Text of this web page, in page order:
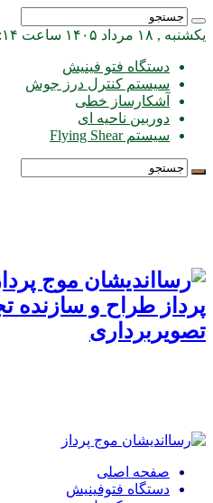
یکشنبه , ۱۸ مرداد ۱۴۰۵ ساعت ۱۰:۱۴ ق.ظ
دستگاه فتو فینیش
سیستم کنترل درز جوش
آشکارساز خطی
دوربین ناحیه ای
سیستم Flying Shear
پرداز طراح و سازنده
تصویربرداری
صفحه اصلی
دستگاه فتوفینیش